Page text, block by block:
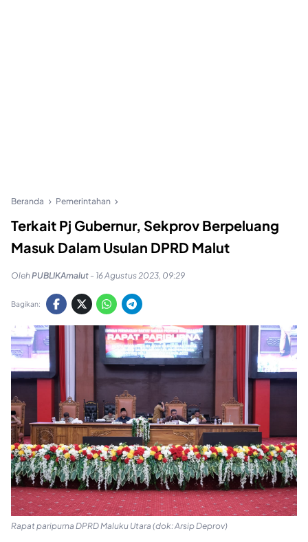
Beranda Pemerintahan
Terkait Pj Gubernur, Sekprov Berpeluang
Masuk Dalam Usulan DPRD Malut
OlehPUBLIKAmalut - 16 Agustus 2023, 09:29
Bagikan:
Rapat paripurna DPRD Maluku Utara (dok: Arsip Deprov)